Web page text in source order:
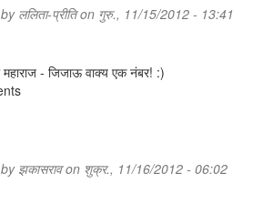
ललिता-प्रीतिon गुरु., 11/15/2012 - 13:41
महाराज - जिजाऊ वाक्य एक नंबर! :)
झकासरावon शुक्र., 11/16/2012 - 06:02